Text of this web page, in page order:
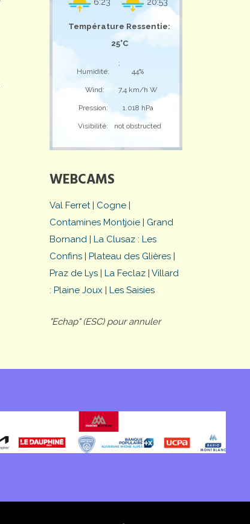
Température Ressentie:
25°C
;
Humidité:
44%
Wind: 7,4 km/h W
Pression: 1.018 hPa
Visibilité: not obstructed
WEBCAMS
Val Ferret| Cogne |
Contamines Montjoie | Grand
Bornand | La Clusaz : Les
Confins | Plateau des Glières |
Praz de Lys | La Feclaz | Villard
: Plaine Joux | Les Saisies
"Echap" (ESC) pour annuler